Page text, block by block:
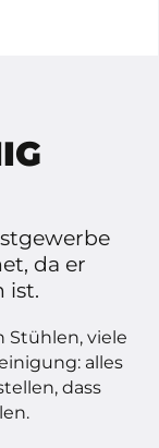
da er
ist.
Stühlen, viele
alles
dass